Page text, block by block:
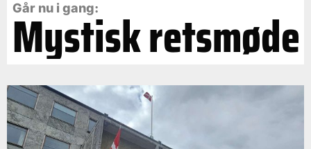
Går nu i gang:
Mystisk retsmøde